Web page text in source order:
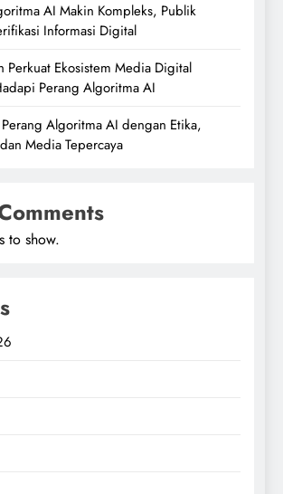
AI Makin Kompleks, Publik
Informasi Digital
Perkuat Ekosistem Media Digital
Perang Algoritma AI
Algoritma AI dengan Etika,
Media Tepercaya
to show.